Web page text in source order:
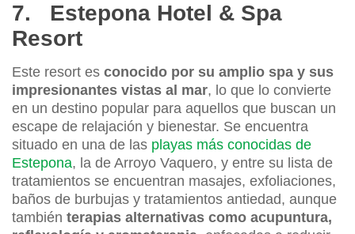
7. Estepona Hotel & Spa
Resort
Este resort es conocido por su amplio spa y sus
impresionantes vistas al mar, lo que lo convierte
en un destino popular para aquellos que buscan un
escape de relajación y bienestar. Se encuentra
situado en una de las playas más conocidas de
Estepona, la de Arroyo Vaquero, y entre su lista de
tratamientos se encuentran masajes, exfoliaciones,
baños de burbujas y tratamientos antiedad, aunque
también terapias alternativas como acupuntura,